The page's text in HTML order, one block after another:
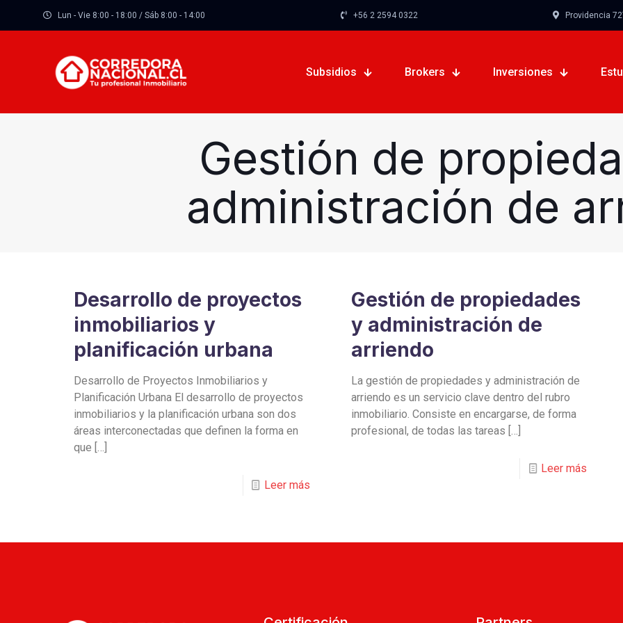
Lun - Vie 8:00 - 18:00 / Sáb 8:00 - 14:00 +56 2 2594 0322 Providencia
Subsidios Brokers Inversiones
Gestión de
administración de
Desarrollo de proyectos
inmobiliarios y
planificación urbana
Desarrollo de Proyectos Inmobiliarios y
Planificación Urbana El desarrollo de proyectos
inmobiliarios y la planificación urbana son dos
áreas interconectadas que definen la forma en
que […]
Leer más
Gestión de propiedades
y administración de
arriendo
La gestión de propiedades y administración de
arriendo es un servicio clave dentro del rubro
inmobiliario. Consiste en encargarse, de forma
profesional, de todas las tareas […]
Leer más